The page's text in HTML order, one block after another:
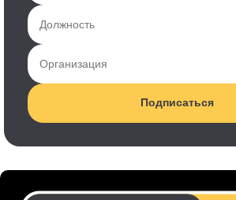
Подписаться